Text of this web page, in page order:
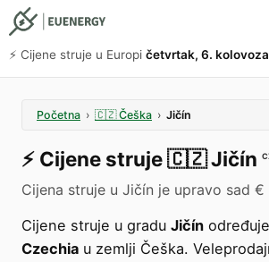
⚡️ Cijene struje u Europi četvrtak, 6.
Početna › 🇨🇿 Češka › Jičín
⚡️ Cijene struje🇨🇿Jičín
Cijena struje u Jičín je upravo sad €
Cijene struje u gradu Jičín
Czechia u zemlji Češka.